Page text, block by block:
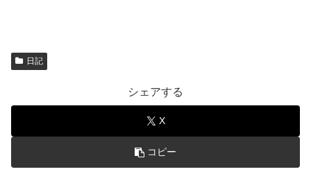
日記
シェアする
X
コピー